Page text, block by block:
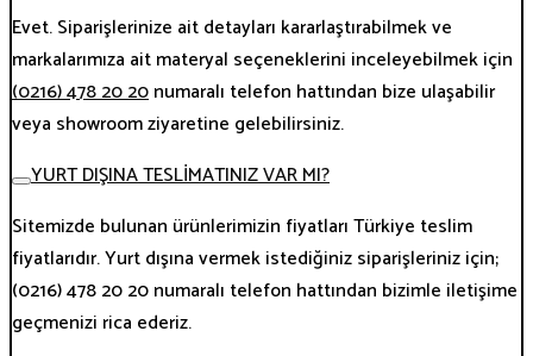
Evet. Siparişlerinize ait detayları kararlaştırabilmek ve
markalarımıza ait materyal seçeneklerini inceleyebilmek için
(0216) 478 20 20numaralı telefon hattından bize ulaşabilir
veya showroom ziyaretine gelebilirsiniz.
YURT DIŞINA TESLİMATINIZ VAR MI?
Sitemizde bulunan ürünlerimizin fiyatları Türkiye teslim
fiyatlarıdır. Yurt dışına vermek istediğiniz siparişleriniz için;
(0216) 478 20 20 numaralı telefon hattından bizimle iletişime
geçmenizi rica ederiz.